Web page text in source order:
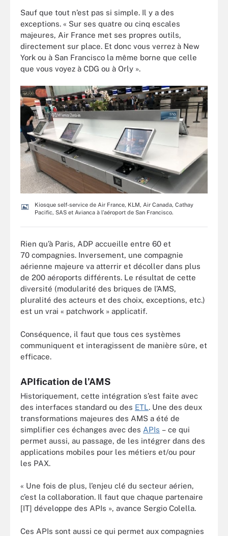
Sauf que tout n’est pas si simple. Il y a des
exceptions. « Sur ses quatre ou cinq escales
majeures, Air France met ses propres outils,
directement sur place. Et donc vous verrez à New
York ou à San Francisco la même borne que celle
que vous voyez à CDG ou à Orly ».
Kiosque self-service de Air France, KLM, Air Canada, Cathay
Pacific, SAS et Avianca à l’aéroport de San Francisco.
Rien qu’à Paris, ADP accueille entre 60 et
70 compagnies. Inversement, une compagnie
aérienne majeure va atterrir et décoller dans plus
de 200 aéroports différents. Le résultat de cette
diversité (modularité des briques de l’AMS,
pluralité des acteurs et des choix, exceptions, etc.)
est un vrai « patchwork » applicatif.
Conséquence, il faut que tous ces systèmes
communiquent et interagissent de manière sûre, et
efficace.
APIfication de l’AMS
Historiquement, cette intégration s’est faite avec
des interfaces standard ou des ETL. Une des deux
transformations majeures des AMS a été de
simplifier ces échanges avec des APIs – ce qui
permet aussi, au passage, de les intégrer dans des
applications mobiles pour les métiers et/ou pour
les PAX.
« Une fois de plus, l’enjeu clé du secteur aérien,
c’est la collaboration. Il faut que chaque partenaire
[IT] développe des APIs », avance Sergio Colella.
Ces APIs sont aussi ce qui permet aux compagnies